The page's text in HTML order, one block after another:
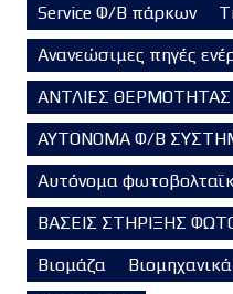
Service Φ/Β πάρκων
Ανανεώσιμες πηγές
ΑΝΤΛΙΕΣ ΘΕΡΜΟΤΗΤΑΣ
ΑΥΤΟΝΟΜΑ Φ/Β
Αυτόνομα
ΒΑΣΕΙΣ ΣΤΗΡΙΞΗΣ
Βιομάζα